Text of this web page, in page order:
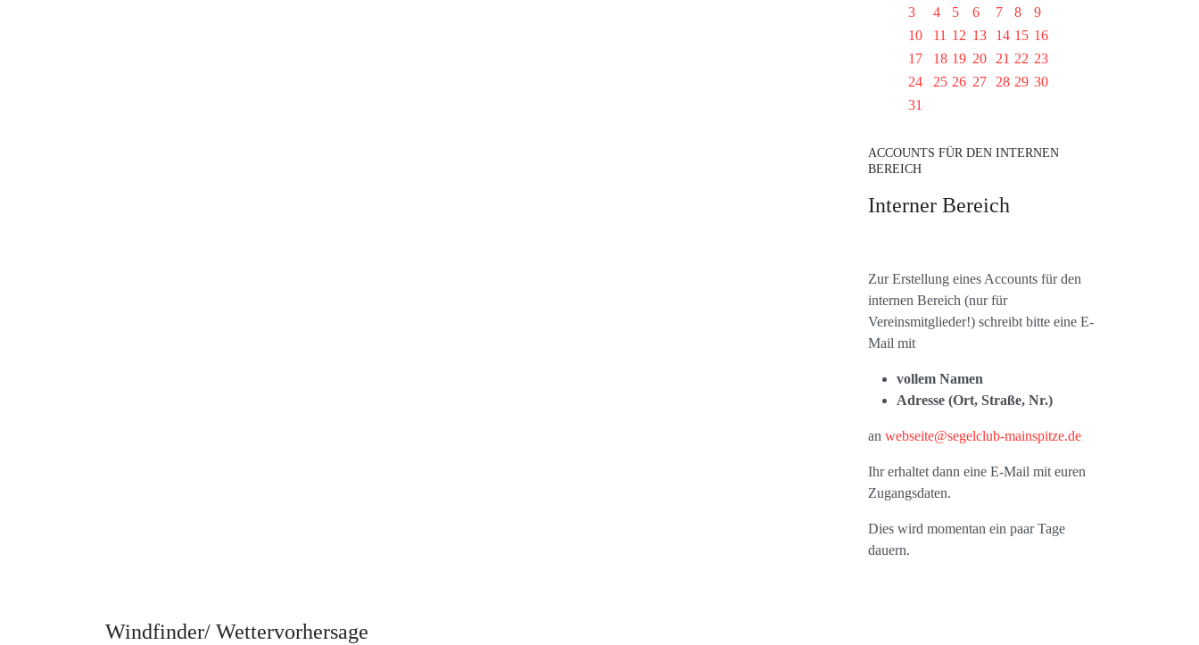
3
4 5 6 7 8
9
10
11 12 13 14 15 16
17
18 19 20 21 22 23
24
25 26 27 28 29 30
31
ACCOUNTS FÜR DEN INTERNEN
BEREICH
Interner Bereich
Zur Erstellung eines Accounts für den
internen Bereich (nur für
Vereinsmitglieder!) schreibt bitte eine E-
Mail mit
vollem Namen
Adresse (Ort, Straße, Nr.)
an webseite@segelclub-mainspitze.de
Ihr erhaltet dann eine E-Mail mit euren
Zugangsdaten.
Dies wird momentan ein paar Tage
dauern.
Windfinder/ Wettervorhersage